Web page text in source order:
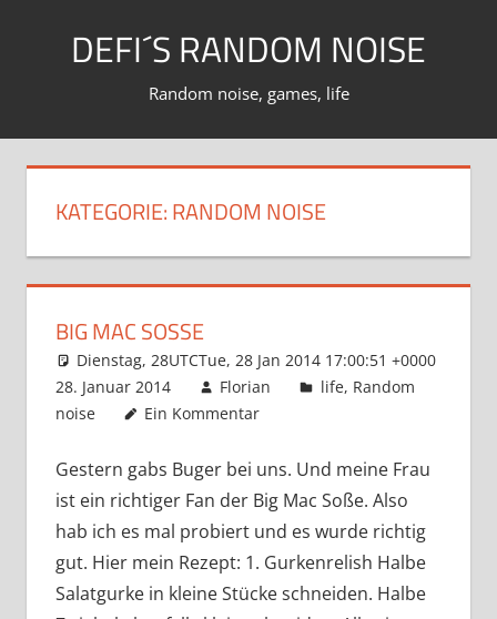
DEFI´S RANDOM NOISE
Random noise, games, life
KATEGORIE:RANDOM NOISE
BIG MAC SOSSE
Dienstag, 28UTCTue, 28 Jan 2014 17:00:51 +0000
28. Januar 2014
Florian life, Random
noise
Ein Kommentar
Gestern gabs Buger bei uns. Und meine Frau
ist ein richtiger Fan der Big Mac Soße. Also
hab ich es mal probiert und es wurde richtig
gut. Hier mein Rezept: 1. Gurkenrelish Halbe
Salatgurke in kleine Stücke schneiden. Halbe